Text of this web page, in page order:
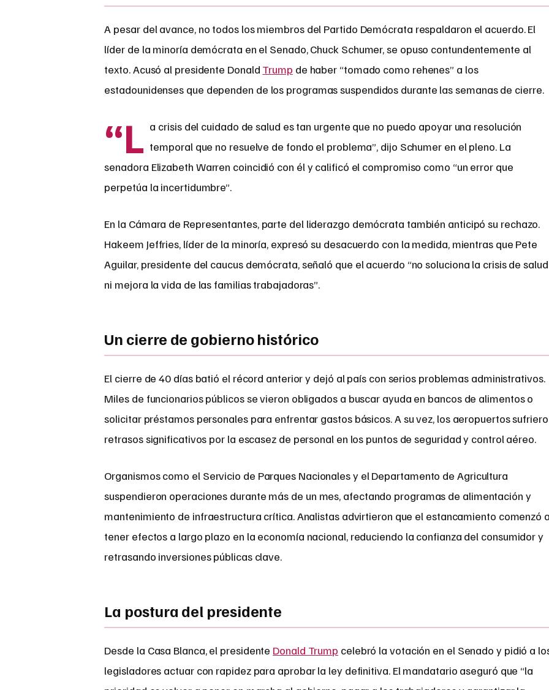
A pesar del avance, no todos los miembros del Partido Demócrata respaldaron el acuerdo. El
líder de la minoría demócrata en el Senado, Chuck Schumer, se opuso contundentemente al
texto. Acusó al presidente Donald Trump de haber “tomado como rehenes” a los
estadounidenses que dependen de los programas suspendidos durante las semanas de cierre.
“L a crisis del cuidado de salud es tan urgente que no puedo apoyar una resolución
temporal que no resuelve de fondo el problema”, dijo Schumer en el pleno. La
senadora Elizabeth Warren coincidió con él y calificó el compromiso como “un error que
perpetúa la incertidumbre”.
En la Cámara de Representantes, parte del liderazgo demócrata también anticipó su rechazo.
Hakeem Jeffries, líder de la minoría, expresó su desacuerdo con la medida, mientras que Pete
Aguilar, presidente del caucus demócrata, señaló que el acuerdo “no soluciona la crisis de salud
ni mejora la vida de las familias trabajadoras”.
Un cierre de gobierno histórico
El cierre de 40 días batió el récord anterior y dejó al país con serios problemas administrativos.
Miles de funcionarios públicos se vieron obligados a buscar ayuda en bancos de alimentos o
solicitar préstamos personales para enfrentar gastos básicos. A su vez, los aeropuertos
retrasos significativos por la escasez de personal en los puntos de seguridad y control aéreo.
Organismos como el Servicio de Parques Nacionales y el Departamento de Agricultura
suspendieron operaciones durante más de un mes, afectando programas de alimentación y
mantenimiento de infraestructura crítica. Analistas advirtieron que el estancamiento comenzó
tener efectos a largo plazo en la economía nacional, reduciendo la confianza del consumidor y
retrasando inversiones públicas clave.
La postura del presidente
Desde la Casa Blanca, el presidente Donald Trump celebró la votación en el Senado y pidió a
legisladores actuar con rapidez para aprobar la ley definitiva. El mandatario aseguró que “la